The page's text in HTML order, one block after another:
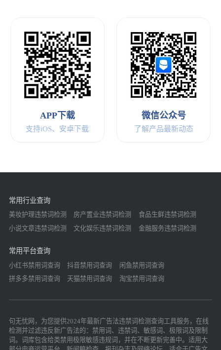
APP下载
支持iOS、安卓下载
微信公众号
了解产品最新动态
常用行业查询
美妆护理违禁词检测 房产置业违禁词检测
食品生鲜违禁词检测
小说文章违禁词检测
文化娱乐违禁词检测 金融服务违禁词检测
常用平台查询
小红书禁用词查询 抖音禁用词查询
闲鱼禁用词查询
拼多多禁用词查询
天猫禁用词查询 淘宝禁用词查询
句无忧网，为您提供2024年最新广告法违禁词检测查询工具服务，在线
检测并过滤违反新广告法的：禁用词、违禁词、敏感词、极限词及限制
词。词库包含给类禁用极限敏感违规词，并在不断更新完善中。适用大